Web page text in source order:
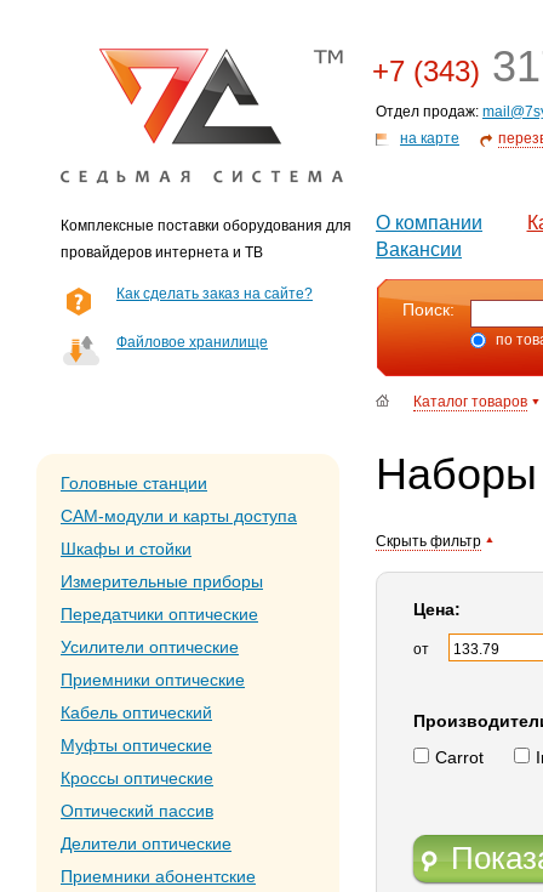
Комплексные поставки оборудования для
провайдеров интернета и ТВ
+7 (343)
Отдел продаж:
на карте
О компании
Вакансии
Как сделать заказ на сайте?
Файловое хранилище
Поиск:
по
Каталог товаров
Головные станции
CAM-модули и карты доступа
Шкафы и стойки
Измерительные приборы
Передатчики оптические
Усилители оптические
Приемники оптические
Кабель оптический
Муфты оптические
Кроссы оптические
Оптический пассив
Делители оптические
Приемники абонентские
Наборы
Скрыть фильтр
Цена:
от
Carrot